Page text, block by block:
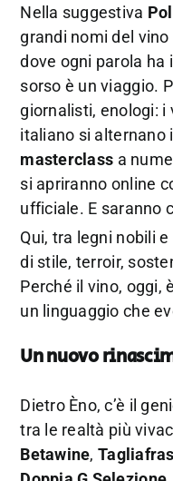
Nella suggestiva
grandi nomi del
dove ogni parola ha
sorso è un viaggio.
giornalisti, enologi:
italiano si alternano
masterclass a
si apriranno online
ufficiale. E saranno
Qui, tra legni nobili
di stile, terroir,
Perché il vino, oggi,
un linguaggio che
Un nuovo
Dietro Èno, c’è il
tra le realtà più
Betawine,